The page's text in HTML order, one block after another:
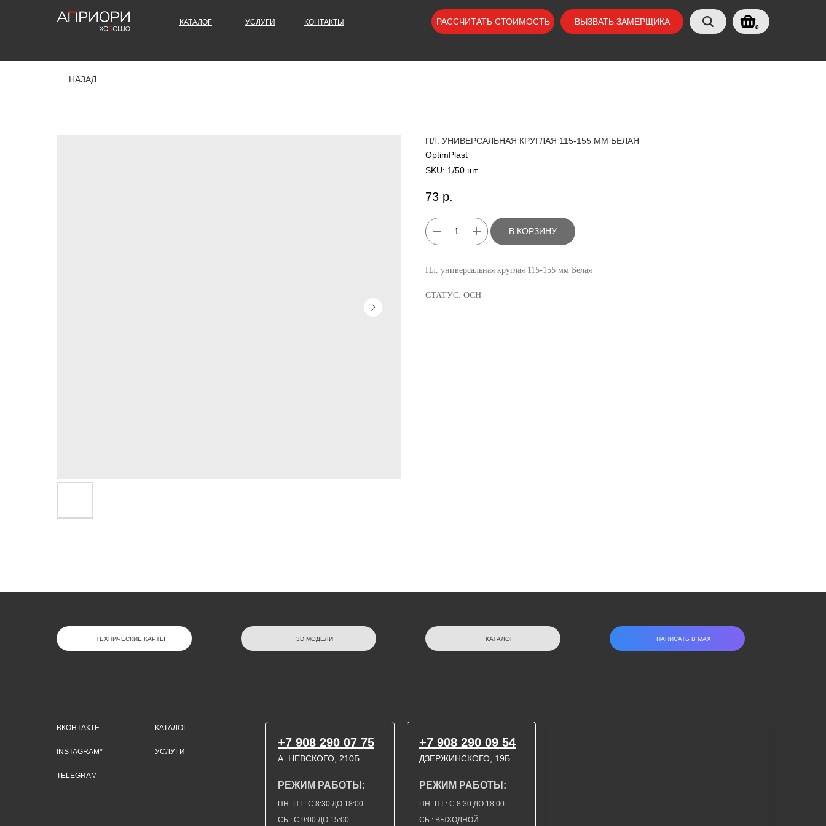
КОНТАКТЫ
УСЛУГИ
КАТАЛОГ ВЫЗВАТЬ ЗАМЕРЩИКА
РАССЧИТАТЬ СТОИМОСТЬ
0
НАЗАД
ПЛ. УНИВЕРСАЛЬНАЯ КРУГЛАЯ 115-155 ММ БЕЛАЯ
OptimPlast
SKU: 1/50 шт
73 р.
В КОРЗИНУ
Пл. универсальная круглая 115-155 мм Белая
СТАТУС: ОСН
НАПИСАТЬ В МАХ
КАТАЛОГ
3D МОДЕЛИ
ТЕХНИЧЕСКИЕ КАРТЫ
TELEGRAM
INSTAGRAM*
ВКОНТАКТЕ
ДЗЕРЖИНСКОГО, 19Б
СБ.: С 9:00 ДО 15:00
ПН.-ПТ.: С 8:30 ДО 18:00
А. НЕВСКОГО, 210Б
УСЛУГИ
+7 908 290 09 54
РЕЖИМ РАБОТЫ:
СБ.: ВЫХОДНОЙ
ПН.-ПТ.: С 8:30 ДО 18:00
РЕЖИМ РАБОТЫ:
+7 908 290 07 75
КАТАЛОГ